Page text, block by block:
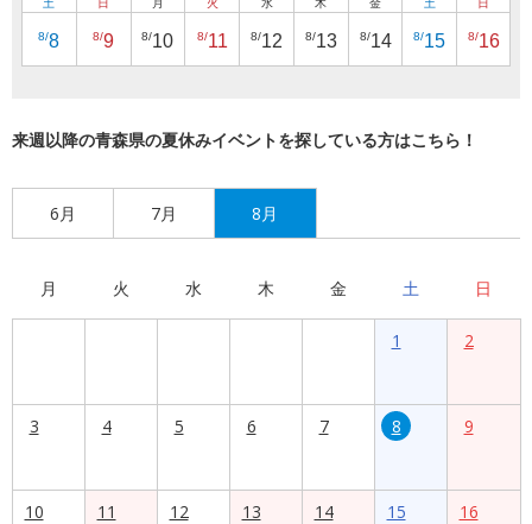
8/8 8/9 8/10 8/11 8/12 8/13 8/14 8/15 8/16
来週以降の青森県の夏休みイベントを探している方はこちら！
6月 7月 8月
月 火 水 木 金 土 日
1 2
3 4 5 6 7 8 9
10
11
12
13
14
15
16